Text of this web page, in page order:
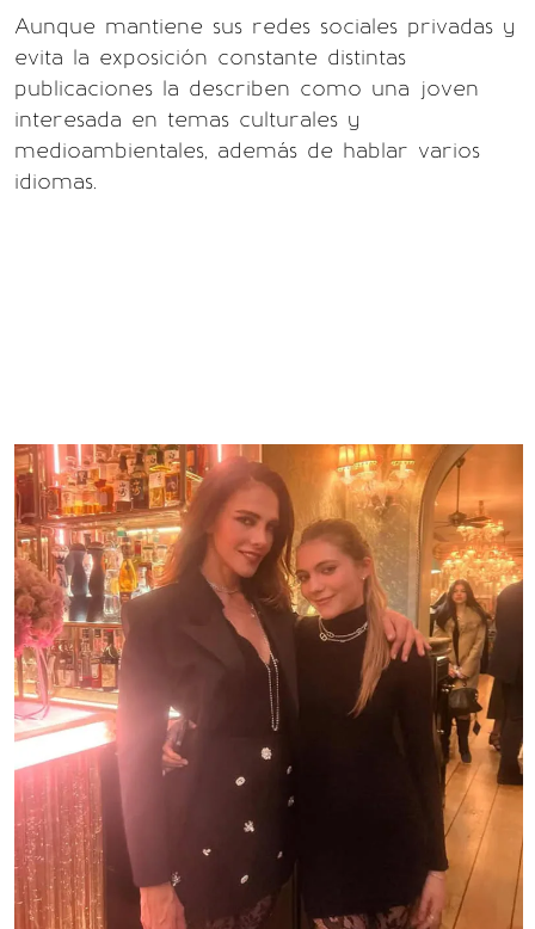
Aunque mantiene sus redes sociales privadas y
evita la exposición constante distintas
publicaciones la describen como una joven
interesada en temas culturales y
medioambientales, además de hablar varios
idiomas.